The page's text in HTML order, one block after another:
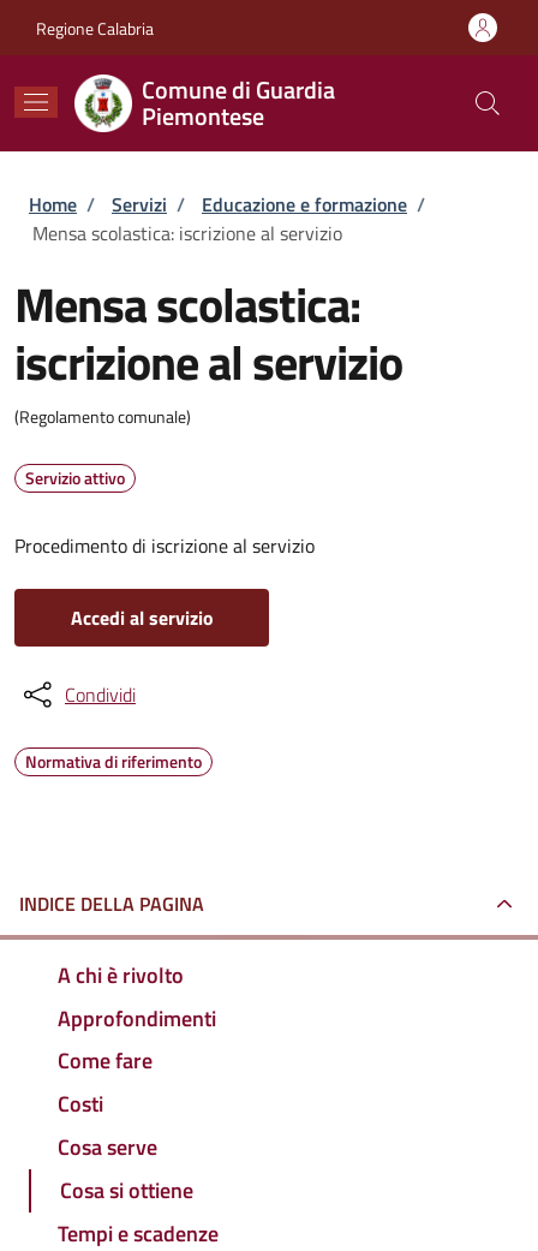
Regione Calabria
Comune di Guardia
Piemontese
Briciole di pane
Home / Servizi / Educazione e formazione /
Mensa scolastica: iscrizione al servizio
Mensa scolastica:
iscrizione al servizio
(Regolamento comunale)
Servizio attivo
Procedimento di iscrizione al servizio
Accedi al servizio
Condividi
Normativa di riferimento
INDICE DELLA PAGINA
A chi è rivolto
Approfondimenti
Come fare
Costi
Cosa serve
Cosa si ottiene
Tempi e scadenze